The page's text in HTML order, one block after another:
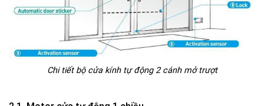
Chi tiết bộ cửa kính tự động 2 cánh mở trượt